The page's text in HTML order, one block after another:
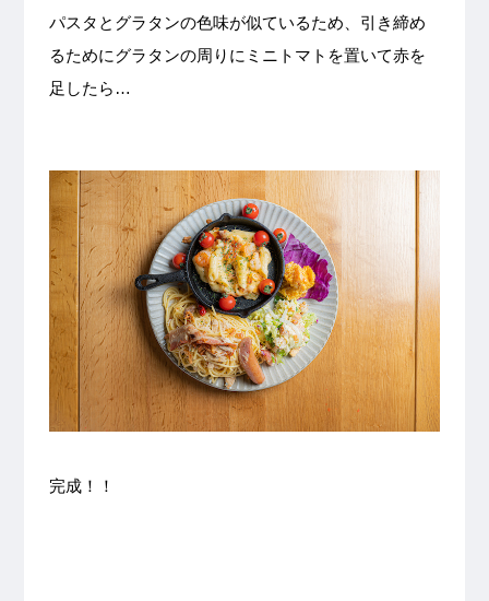
パスタとグラタンの色味が似ているため、引き締め
るためにグラタンの周りにミニトマトを置いて赤を
足したら…
完成！！